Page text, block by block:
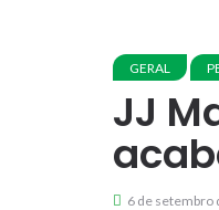
GERAL
JJ
6 de setembro